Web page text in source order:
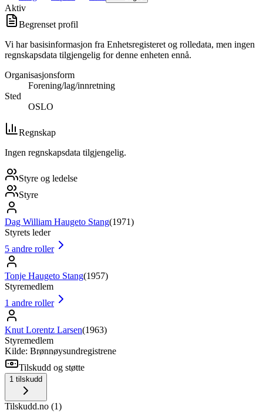
Aktiv
Begrenset profil
Vi har basisinformasjon fra Enhetsregisteret og rolledata, men ingen
regnskapsdata tilgjengelig for denne enheten ennå.
Organisasjonsform
Forening/lag/innretning
Sted
OSLO
Regnskap
Ingen regnskapsdata tilgjengelig.
Styre og ledelse
Styre
Dag William Haugeto Stang(1971)
Styrets leder
5 andre roller
Tonje Haugeto Stang(1957)
Styremedlem
1 andre roller
Knut Lorentz Larsen(1963)
Styremedlem
Kilde: Brønnøysundregistrene
Tilskudd og støtte
1 tilskudd
Tilskudd.no (1)